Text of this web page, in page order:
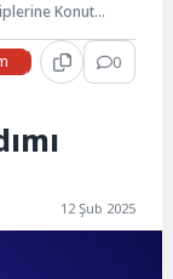
Konut
Haberler 0
12 Şub 2025